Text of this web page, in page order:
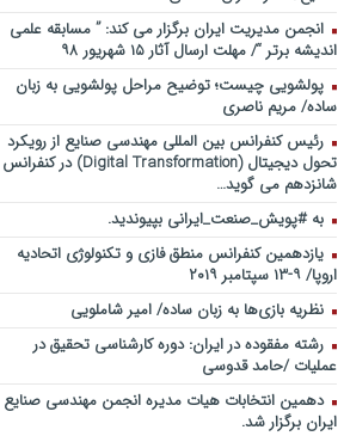
انجمن مدیریت ایران برگزار می کند: ” مسابقه علمی
اندیشه برتر “/ مهلت ارسال آثار ۱۵ شهریور ۹۸
پولشویی چیست؛ توضیح مراحل پولشویی به زبان
ساده/ مریم ناصری
رئیس کنفرانس بین المللی مهندسی صنایع از رویکرد
تحول دیجیتال (Digital Transformation) در کنفرانس
شانزدهم می گوید…
به #پویش_صنعت_ایرانی بپیوندید.
یازدهمین کنفرانس منطق فازی و تکنولوژی اتحادیه
اروپا/ ۹-۱۳ سپتامبر ۲۰۱۹
نظریه بازی‌ها به زبان ساده/ امیر شاملویی
رشته مفقوده در ایران: دوره کارشناسی تحقیق در
عملیات /حامد قدوسی
دهمین انتخابات هیات مدیره انجمن مهندسی صنایع
ایران برگزار شد.